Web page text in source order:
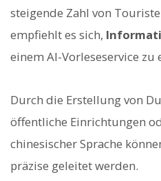
steigende Zahl von
empfiehlt es sich,
einem AI-Vorleseservice zu
Durch die Erstellung von
öffentliche Einrichtungen
chinesischer Sprache
präzise geleitet werden.